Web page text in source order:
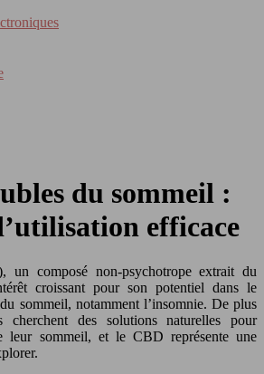
du sommeil :
efficace
un composé non-psychotrope extrait du
croissant pour son potentiel dans le
sommeil, notamment l’insomnie. De plus
cherchent des solutions naturelles pour
leur sommeil, et le CBD représente une